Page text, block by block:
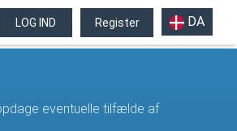
LOG IND Register DA
eventuelle tilfælde af